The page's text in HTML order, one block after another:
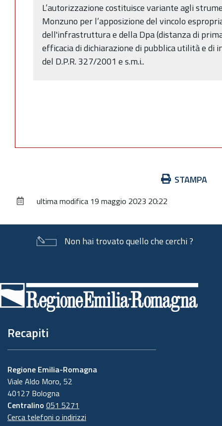
L’autorizzazione costituisce variante agli
Monzuno per l’apposizione del vincolo
dell'infrastruttura e della Dpa (distanza di
efficacia di dichiarazione di pubblica utilità e di
del D.P.R. 327/2001 e s.m.i..
documento
STAMPA
ultima modifica 19 maggio 2023 20:22
Non hai trovato quello che cerchi ?
di
pagina
Recapiti
Regione Emilia-Romagna
Viale Aldo Moro, 52
40127 Bologna
Centralino 051 5271
Cerca telefoni o indirizzi